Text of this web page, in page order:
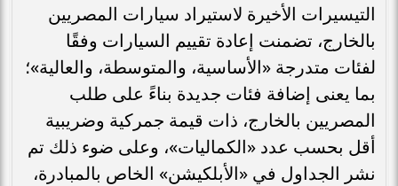
التيسيرات الأخيرة لاستيراد سيارات المصريين
بالخارج، تضمنت إعادة تقييم السيارات وفقًا
لفئات متدرجة «الأساسية، والمتوسطة، والعالية»؛
بما يعنى إضافة فئات جديدة بناءً على طلب
المصريين بالخارج، ذات قيمة جمركية وضريبية
أقل بحسب عدد «الكماليات»، وعلى ضوء ذلك تم
نشر الجداول في «الأبلكيشن» الخاص بالمبادرة،